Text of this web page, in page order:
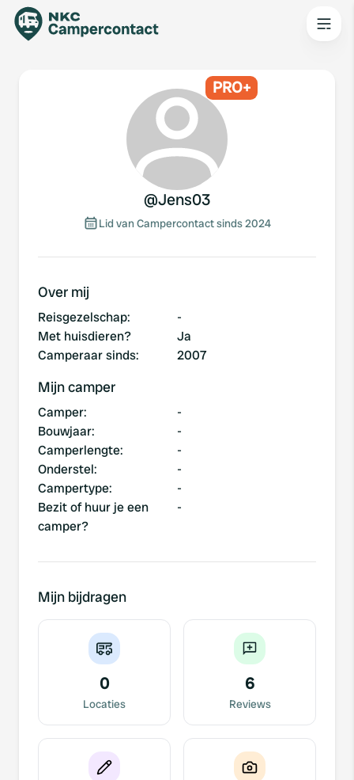
PRO+
@Jens03
Lid van Campercontact sinds 2024
Over mij
Reisgezelschap:
-
Met huisdieren?
Ja
Camperaar sinds: 2007
Mijn camper
Camper:
-
Bouwjaar:
-
Camperlengte:
-
Onderstel:
-
Campertype:
-
Bezit of huur je een
camper?
-
Mijn bijdragen
0
Locaties
6
Reviews